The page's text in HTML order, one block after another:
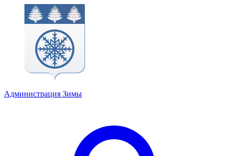
Администрация Зимы